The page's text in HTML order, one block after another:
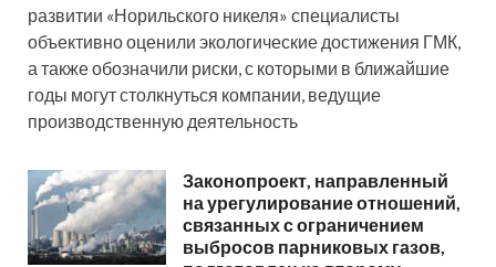
развитии «Норильского никеля» специалисты
объективно оценили экологические достижения ГМК,
а также обозначили риски, с которыми в ближайшие
годы могут столкнуться компании, ведущие
производственную деятельность
Законопроект, направленный
на урегулирование отношений,
связанных с ограничением
выбросов парниковых газов,